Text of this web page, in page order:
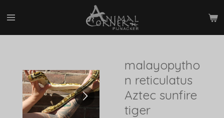
direct
malayopytho
n reticulatus
Aztec sunfire
tiger